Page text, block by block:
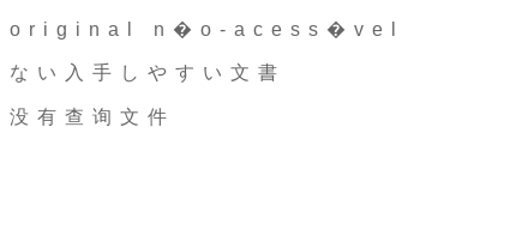
original n�o-acess�vel
ない入手しやすい文書
没有查询文件